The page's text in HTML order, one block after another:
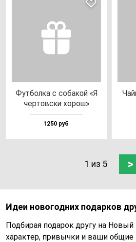
Фут­бол­ка с со­ба­кой «Я
чер­тов­ски хо­рош»
1250 руб
1 из 5 >
Идеи новогодних подарков
Подбирая подарок другу на Новый
характер, привычки и ваши общие